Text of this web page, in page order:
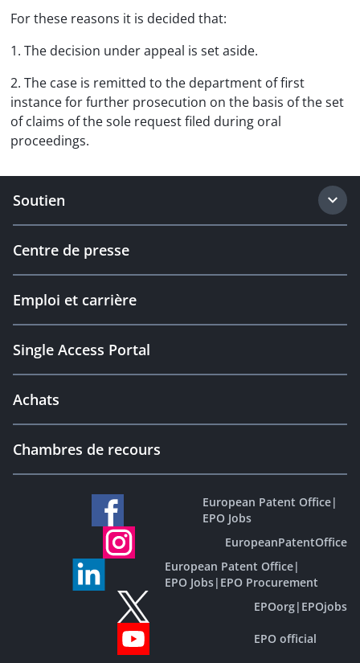
For these reasons it is decided that:
1. The decision under appeal is set aside.
2. The case is remitted to the department of first
instance for further prosecution on the basis of the set
of claims of the sole request filed during oral
proceedings.
Soutien
Centre de presse
Emploi et carrière
Single Access Portal
Achats
Chambres de recours
European Patent Office|
EPO Jobs
EuropeanPatentOffice
European Patent Office|
EPO Jobs| EPO Procurement
EPOorg| EPOjobs
EPO official